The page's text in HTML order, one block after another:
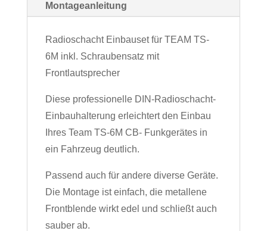
Montageanleitung
Radioschacht Einbauset für TEAM TS-
6M inkl. Schraubensatz mit
Frontlautsprecher
Diese professionelle DIN-Radioschacht-
Einbauhalterung erleichtert den Einbau
Ihres Team TS-6M CB- Funkgerätes in
ein Fahrzeug deutlich.
Passend auch für andere diverse Geräte.
Die Montage ist einfach, die metallene
Frontblende wirkt edel und schließt auch
sauber ab.